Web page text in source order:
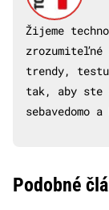
Žijeme
trendy,
tak, aby
sebavedomo
Podobné